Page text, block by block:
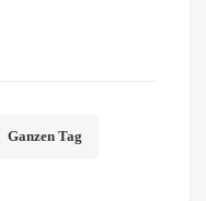
Ganzen Tag